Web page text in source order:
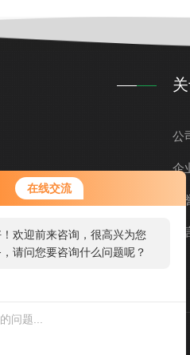
在线交流
欢迎前来咨询，很高兴为您
请问您要咨询什么问题呢？
公
企